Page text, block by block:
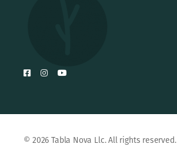
© 2026 Tabla Nova Llc. All rights reserved.